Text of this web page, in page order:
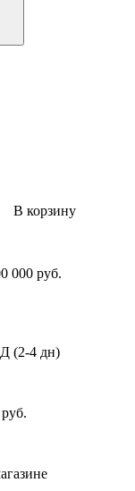
В корзину
000 руб.
(2-4 дн)